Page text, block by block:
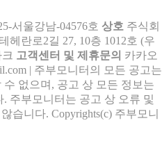
서울강남-04576호 상호 주식회
헤란로2길 27, 10층 1012호 (우
고객센터 및 제휴문의 카카오
| 주부모니터의 모든 공고는
없으며, 공고 상 모든 정보는
주부모니터는 공고 상 오류 및
습니다. Copyrights(c) 주부모니